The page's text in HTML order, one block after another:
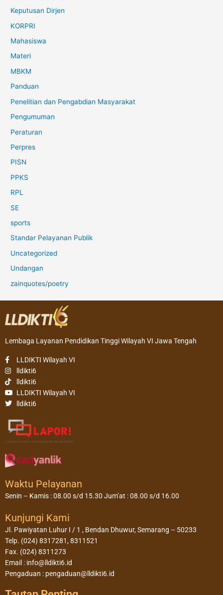
Keputusan Dirjen
KORPRI
Mahasiswa
Materi
MBKM
Panduan
Penelitian dan Pengabdian Masyarakat
Pengumuman
Peraturan
Perpres
PISN
PPKS
RPL
SE
sports
Standar Pelayanan Publik
Uncategorized
Undangan
zainquotes/poetry
Lembaga Layanan Pendidikan Tinggi Wilayah VI Jawa Tengah
LLDIKTI Wilayah VI
lldikti6
lldikti6
LLDIKTI Wilayah VI
lldikti6
Waktu Pelayanan
Senin – Kamis : 08.00 s/d 15.30 Jum’at : 08.00 s/d 16.00
Kunjungi Kami
Jl. Pawiyatan Luhur I / 1 , Bendan Dhuwur, Semarang – 50233
Telp. (024) 8317281, 8311521
Fax. (024) 8311273
Email : info@lldikti6.id
Pengaduan : pengaduan@lldikti6.id